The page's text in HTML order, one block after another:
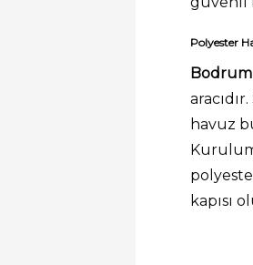
Polyester
havuz
kapısı